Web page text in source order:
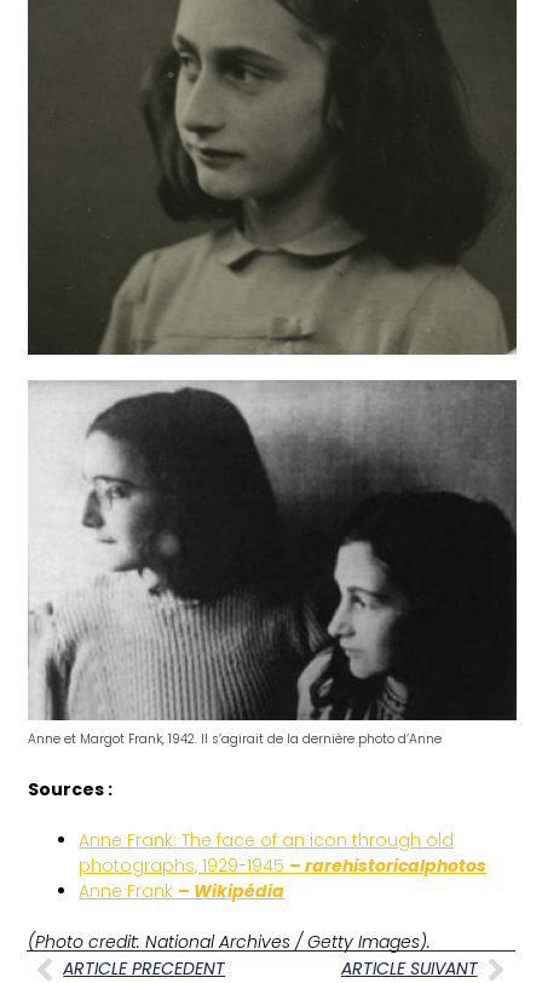
Anne et Margot Frank, 1942. Il s’agirait de la dernière photo d’Anne
Sources :
Anne Frank: The face of an icon through old
photographs, 1929-1945 – rarehistoricalphotos
Anne Frank – Wikipédia
(Photo credit: National Archives / Getty Images).
ARTICLE PRECEDENT
ARTICLE SUIVANT